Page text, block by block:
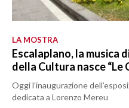
LA MOSTRA
Escalaplano, la musica
della Cultura nasce “Le
Oggi l’inaugurazione
dedicata a Lorenzo Mereu